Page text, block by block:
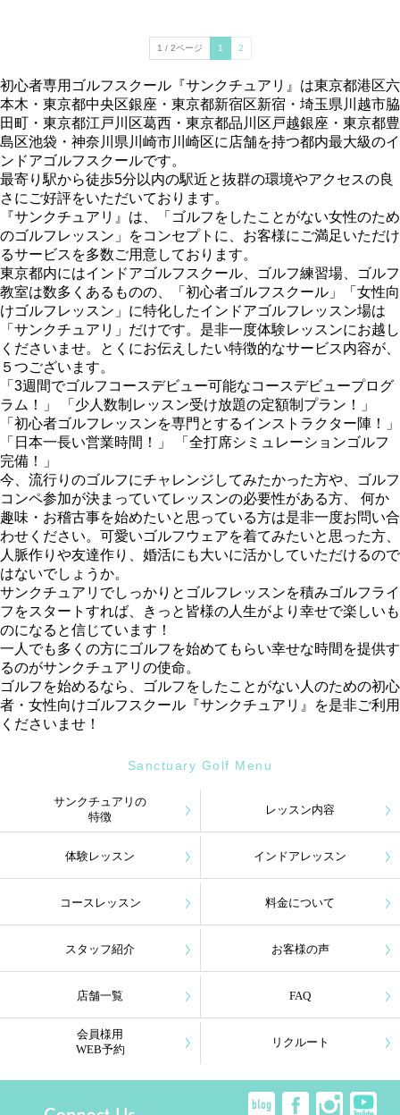
1 / 2ページ 1 2
初心者専用ゴルフスクール『サンクチュアリ』は東京都港区六
本木・東京都中央区銀座・東京都新宿区新宿・埼玉県川越市脇
田町・東京都江戸川区葛西・東京都品川区戸越銀座・東京都豊
島区池袋・神奈川県川崎市川崎区に店舗を持つ都内最大級のイ
ンドアゴルフスクールです。
最寄り駅から徒歩5分以内の駅近と抜群の環境やアクセスの良
さにご好評をいただいております。
『サンクチュアリ』は、「ゴルフをしたことがない女性のため
のゴルフレッスン」をコンセプトに、お客様にご満足いただけ
るサービスを多数ご用意しております。
東京都内にはインドアゴルフスクール、ゴルフ練習場、ゴルフ
教室は数多くあるものの、「初心者ゴルフスクール」「女性向
けゴルフレッスン」に特化したインドアゴルフレッスン場は
「サンクチュアリ」だけです。是非一度体験レッスンにお越し
くださいませ。とくにお伝えしたい特徴的なサービス内容が、
５つございます。
「3週間でゴルフコースデビュー可能なコースデビュープログ
ラム！」 「少人数制レッスン受け放題の定額制プラン！」
「初心者ゴルフレッスンを専門とするインストラクター陣！」
「日本一長い営業時間！」 「全打席シミュレーションゴルフ
完備！」
今、流行りのゴルフにチャレンジしてみたかった方や、ゴルフ
コンペ参加が決まっていてレッスンの必要性がある方、 何か
趣味・お稽古事を始めたいと思っている方は是非一度お問い合
わせください。可愛いゴルフウェアを着てみたいと思った方、
人脈作りや友達作り、婚活にも大いに活かしていただけるので
はないでしょうか。
サンクチュアリでしっかりとゴルフレッスンを積みゴルフライ
フをスタートすれば、きっと皆様の人生がより幸せで楽しいも
のになると信じています！
一人でも多くの方にゴルフを始めてもらい幸せな時間を提供す
るのがサンクチュアリの使命。
ゴルフを始めるなら、ゴルフをしたことがない人のための初心
者・女性向けゴルフスクール『サンクチュアリ』を是非ご利用
くださいませ！
Sanctuary Golf Menu
サンクチュアリの
特徴
レッスン内容
体験レッスン インドアレッスン
コースレッスン 料金について
スタッフ紹介 お客様の声
店舗一覧 FAQ
会員様用
WEB予約
リクルート